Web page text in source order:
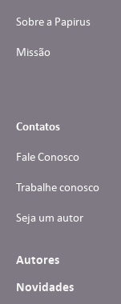
Sobre a Papirus
Missão
Contatos
Fale Conosco
Trabalhe conosco
Seja um autor
Autores
Novidades